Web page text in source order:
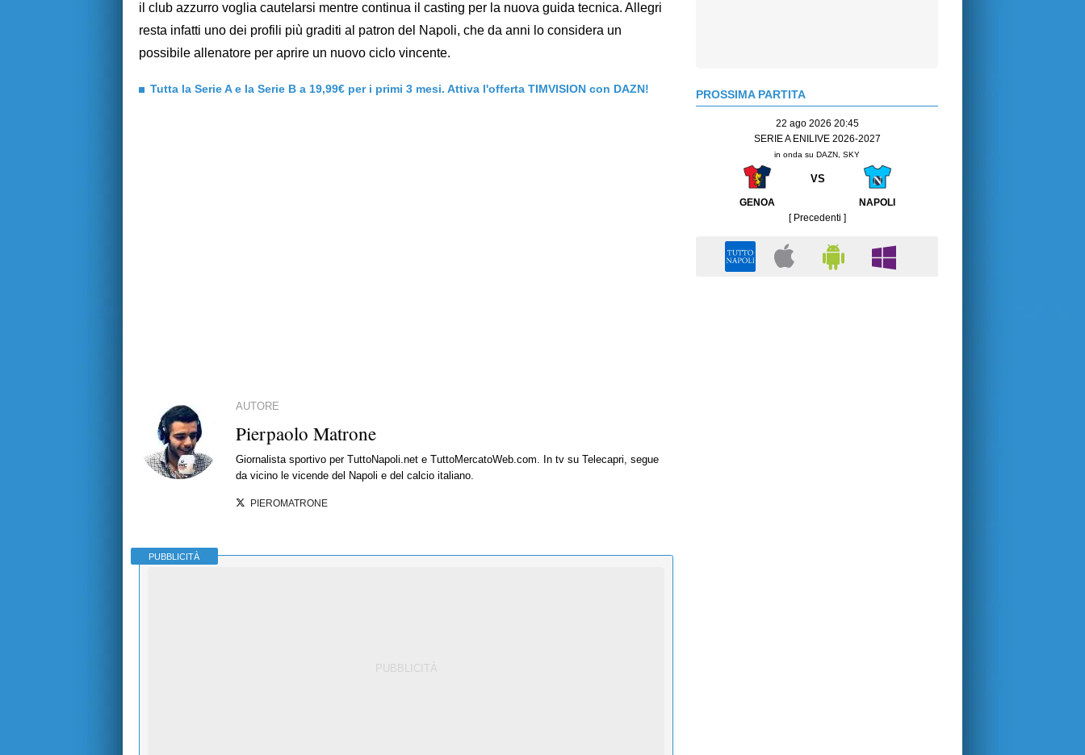
il club azzurro voglia cautelarsi mentre continua il casting per la nuova guida tecnica. Allegri
resta infatti uno dei profili più graditi al patron del Napoli, che da anni lo considera un
possibile allenatore per aprire un nuovo ciclo vincente.
Tutta la Serie A e la Serie B a 19,99€ per i primi 3 mesi. Attiva l'offerta TIMVISION con DAZN!
AUTORE
Pierpaolo Matrone
Giornalista sportivo per TuttoNapoli.net e TuttoMercatoWeb.com. In tv su Telecapri, segue
da vicino le vicende del Napoli e del calcio italiano.
PIEROMATRONE
PUBBLICITÀ
PROSSIMA PARTITA
22 ago 2026 20:45
SERIE A ENILIVE 2026-2027
in onda su DAZN, SKY
VS
GENOA
NAPOLI
[ Precedenti ]